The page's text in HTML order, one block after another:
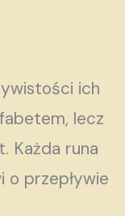
ich
lecz
Każda runa
o przepływie